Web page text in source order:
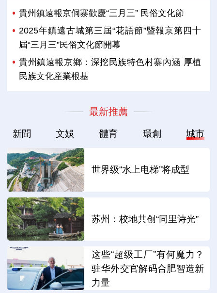
貴州鎮遠報京侗寨歡慶“三月三” 民俗文化節
2025年鎮遠古城第三屆“花語節”暨報京第四十
屆“三月三”民俗文化節開幕
貴州鎮遠報京鄉：深挖民族特色村寨內涵 厚植
民族文化産業根基
最新推薦
新聞 文娛 體育 環創 城市
世界级“水上电梯”将成型
苏州：校地共创“同里诗光”
这些“超级工厂”有何魔力？
驻华外交官解码合肥智造新
力量